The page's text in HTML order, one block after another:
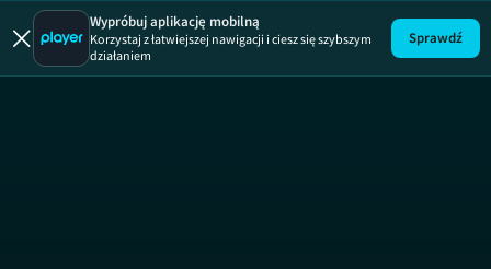
Wypróbuj aplikację mobilną
Korzystaj z łatwiejszej nawigacji i ciesz się szybszym
działaniem
Sprawdź